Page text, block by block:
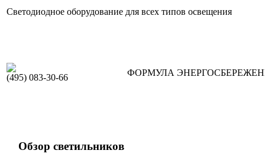
Светодиодное оборудование для всех типов освещения
(495) 083-30-66 ФОРМУЛА
Обзор светильников